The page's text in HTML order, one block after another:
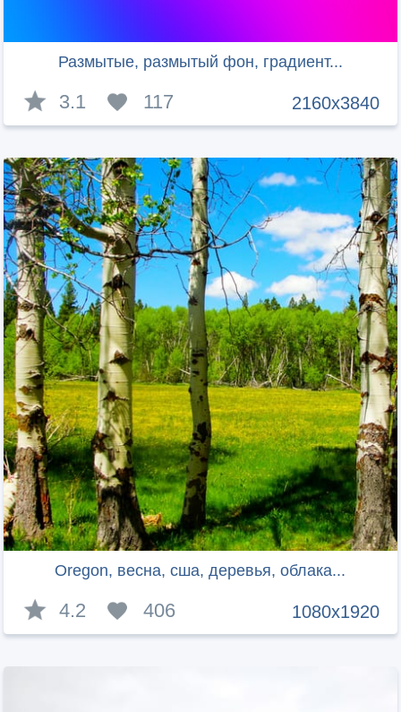
Размытые, размытый фон, градиент...
2160x3840
3.1 117
Oregon, весна, сша, деревья, облака...
1080x1920
4.2 406